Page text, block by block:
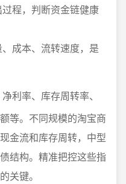
程，判断资金链健康
成本、流转速度，是
利率、库存周转率、
等。不同规模的淘宝商
金流和库存周转，中型
结构。精准把控这些指
关键。